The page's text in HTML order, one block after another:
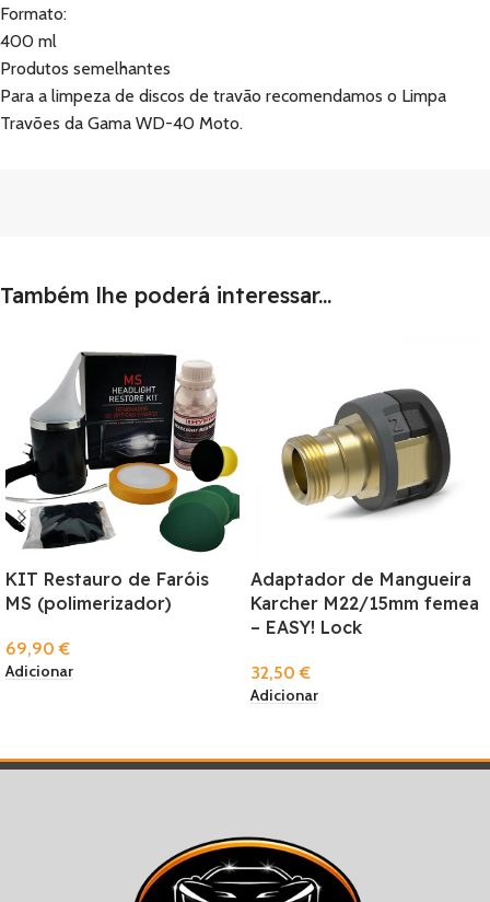
Formato:
400 ml
Produtos semelhantes
Para a limpeza de discos de travão recomendamos o Limpa
Travões da Gama WD-40 Moto.
Também lhe poderá interessar...
KIT Restauro de Faróis
MS (polimerizador)
69,90€
Adicionar
Adaptador de Mangueira
Karcher M22/15mm femea
– EASY! Lock
32,50€
Adicionar